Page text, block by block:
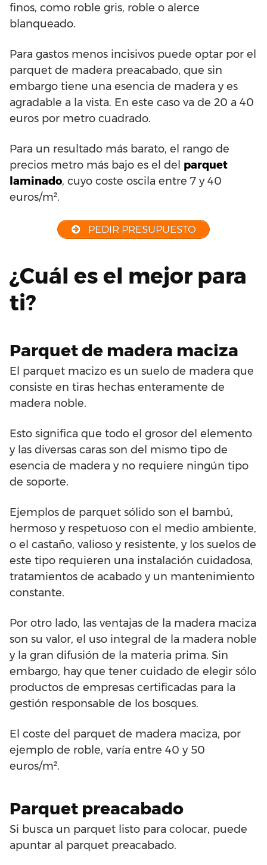
finos, como roble gris, roble o alerce
blanqueado.
Para gastos menos incisivos puede optar por el
parquet de madera preacabado, que sin
embargo tiene una esencia de madera y es
agradable a la vista. En este caso va de 20 a 40
euros por metro cuadrado.
Para un resultado más barato, el rango de
precios metro más bajo es el del parquet
laminado, cuyo coste oscila entre 7 y 40
euros/m².
PEDIR PRESUPUESTO
¿Cuál es el mejor para
ti?
Parquet de madera maciza
El parquet macizo es un suelo de madera que
consiste en tiras hechas enteramente de
madera noble.
Esto significa que todo el grosor del elemento
y las diversas caras son del mismo tipo de
esencia de madera y no requiere ningún tipo
de soporte.
Ejemplos de parquet sólido son el bambú,
hermoso y respetuoso con el medio ambiente,
o el castaño, valioso y resistente, y los suelos de
este tipo requieren una instalación cuidadosa,
tratamientos de acabado y un mantenimiento
constante.
Por otro lado, las ventajas de la madera maciza
son su valor, el uso integral de la madera noble
y la gran difusión de la materia prima. Sin
embargo, hay que tener cuidado de elegir sólo
productos de empresas certificadas para la
gestión responsable de los bosques.
El coste del parquet de madera maciza, por
ejemplo de roble, varía entre 40 y 50
euros/m².
Parquet preacabado
Si busca un parquet listo para colocar, puede
apuntar al parquet preacabado.